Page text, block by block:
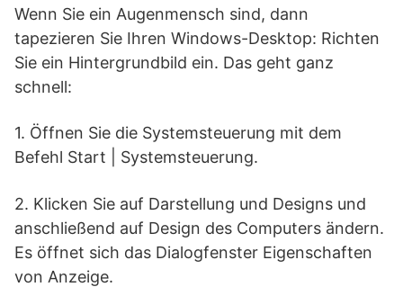
Wenn Sie ein Augenmensch sind, dann
tapezieren Sie Ihren Windows-Desktop: Richten
Sie ein Hintergrundbild ein. Das geht ganz
schnell:
1. Öffnen Sie die Systemsteuerung mit dem
Befehl Start | Systemsteuerung.
2. Klicken Sie auf Darstellung und Designs und
anschließend auf Design des Computers ändern.
Es öffnet sich das Dialogfenster Eigenschaften
von Anzeige.